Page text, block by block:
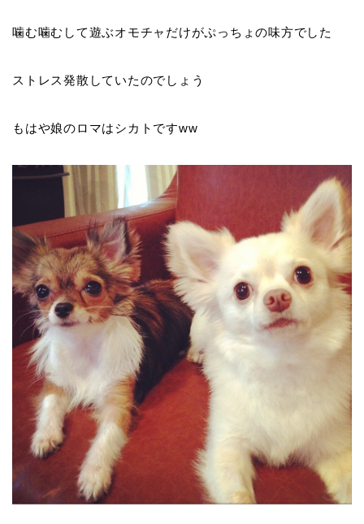
噛む噛むして遊ぶオモチャだけがぷっちょの味方でした
ストレス発散していたのでしょう
もはや娘のロマはシカトですww